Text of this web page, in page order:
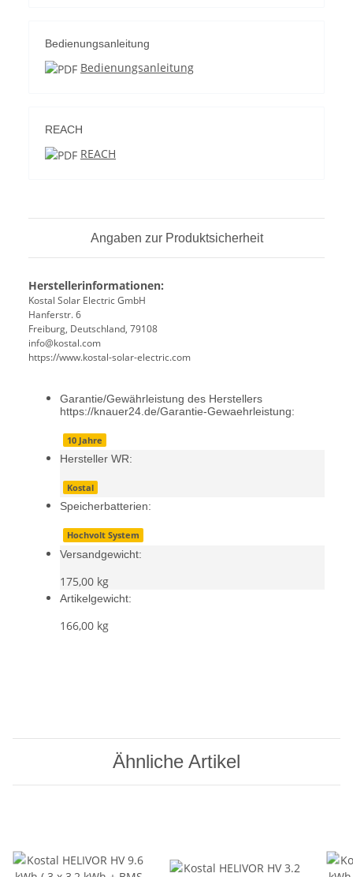
Bedienungsanleitung
Bedienungsanleitung
REACH
REACH
Angaben zur Produktsicherheit
Herstellerinformationen:
Kostal Solar Electric GmbH
Hanferstr. 6
Freiburg, Deutschland, 79108
info@kostal.com
https://www.kostal-solar-electric.com
Garantie/Gewährleistung des Herstellers
https://knauer24.de/Garantie-Gewaehrleistung:
10 Jahre
Hersteller WR:
Kostal
Speicherbatterien:
Hochvolt System
Versandgewicht:
175,00 kg
Artikelgewicht:
166,00 kg
Ähnliche Artikel